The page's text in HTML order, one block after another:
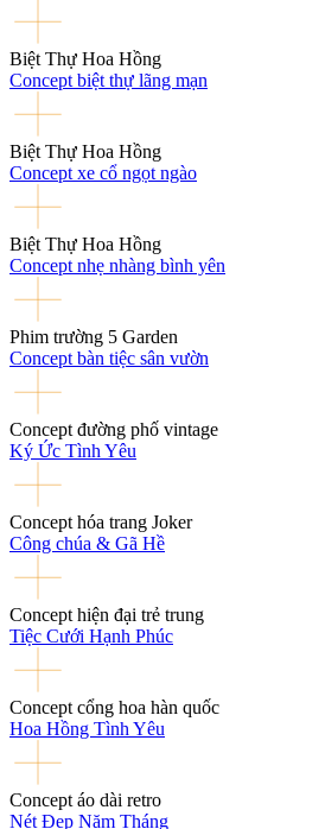
Biệt Thự Hoa Hồng
Concept biệt thự lãng mạn
Biệt Thự Hoa Hồng
Concept xe cổ ngọt ngào
Biệt Thự Hoa Hồng
Concept nhẹ nhàng bình yên
Phim trường 5 Garden
Concept bàn tiệc sân vườn
Concept đường phố vintage
Ký Ức Tình Yêu
Concept hóa trang Joker
Công chúa & Gã Hề
Concept hiện đại trẻ trung
Tiệc Cưới Hạnh Phúc
Concept cổng hoa hàn quốc
Hoa Hồng Tình Yêu
Concept áo dài retro
Nét Đẹp Năm Tháng